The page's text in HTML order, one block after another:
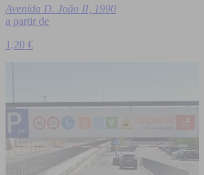
Avenida D. João II, 1990
a partir de
1,20 €